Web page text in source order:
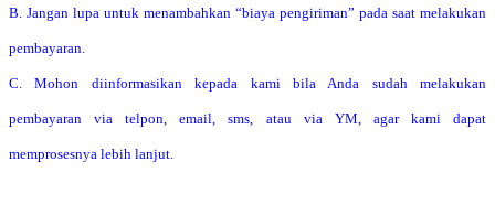
B. Jangan lupa untuk menambahkan “biaya pengiriman” pada saat melakukan
pembayaran.
C. Mohon diinformasikan kepada kami bila Anda sudah melakukan
pembayaran via telpon, email, sms, atau via YM, agar kami dapat
memprosesnya lebih lanjut.